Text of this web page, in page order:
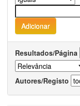
Resultados/Página
Autores/Registo